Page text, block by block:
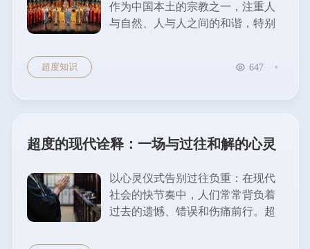
作为中国本土的宗教之一，注重人
与自然、人与人之间的和谐，特别
世或今生的因果纠缠而与人结怨的
仪式，帮助生者和亡灵达成和谐，
超度知识 647
超度的现代诠释：一场与过往和解的心灵
以心灵仪式告别过往负重：在现代
社会的快节奏中，人们常常背负着
过去的遗憾、错误和伤痛前行。超